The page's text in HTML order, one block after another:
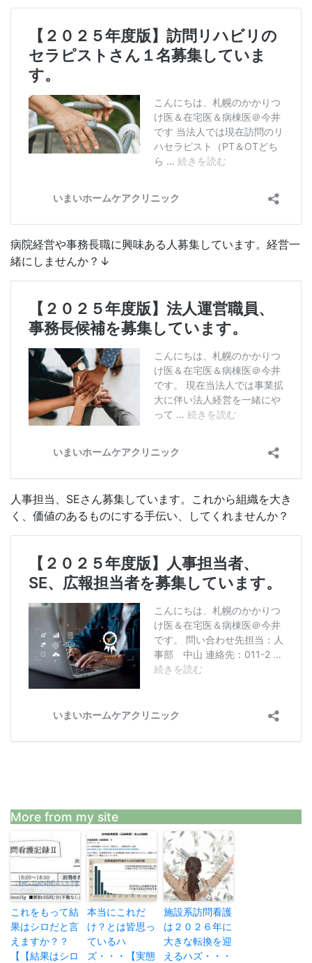
病院経営や事務長職に興味ある人募集しています。経営一
緒にしませんか？↓
人事担当、SEさん募集しています。これから組織を大き
く、価値のあるものにする手伝い、してくれませんか？
More from my site
これをもって結
果はシロだと言
えますか？？
【【結果はシロ
本当にこれだ
け？とは皆思っ
ているハ
ズ・・・【実態
施設系訪問看護
は２０２６年に
大きな転換を迎
えるハズ・・・